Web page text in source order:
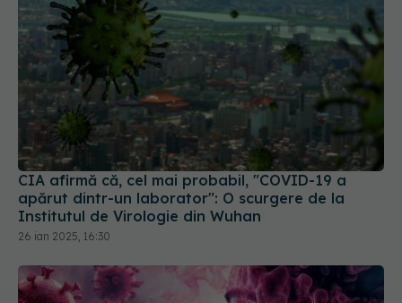
CIA afirmă că, cel mai probabil, "COVID-19 a
apărut dintr-un laborator": O scurgere de la
Institutul de Virologie din Wuhan
26 ian 2025, 16:30